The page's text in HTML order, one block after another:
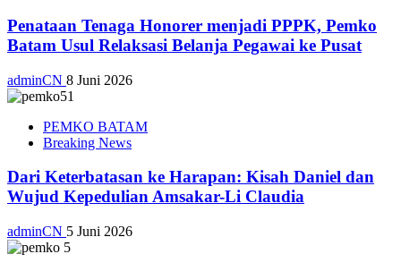
Penataan Tenaga Honorer menjadi PPPK, Pemko
Batam Usul Relaksasi Belanja Pegawai ke Pusat
adminCN 8 Juni 2026
PEMKO BATAM
Breaking News
Dari Keterbatasan ke Harapan: Kisah Daniel dan
Wujud Kepedulian Amsakar-Li Claudia
adminCN 5 Juni 2026